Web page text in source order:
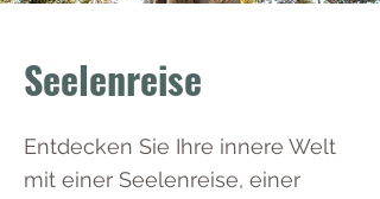
Seelenreise
Entdecken Sie Ihre innere Welt
mit einer Seelenreise, einer